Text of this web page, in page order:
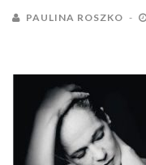
PAULINA ROSZKO